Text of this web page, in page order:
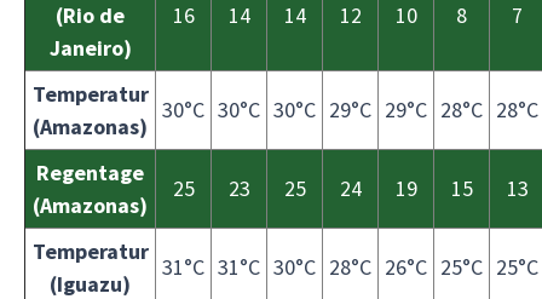
(Rio de
Janeiro)
16 14 14 12 10 8 7
Temperatur
(Amazonas)
30°C 30°C 30°C 29°C 29°C 28°C 28°C
Regentage
(Amazonas)
25 23 25 24 19 15 13
Temperatur
(Iguazu)
31°C 31°C 30°C 28°C 26°C 25°C 25°C